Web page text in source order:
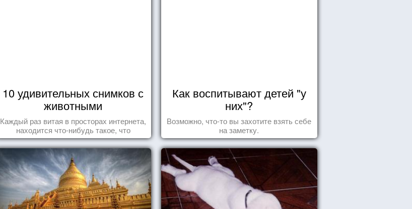
10 удивительных снимков с
животными
Каждый раз витая в просторах интернета,
находится что-нибудь такое, что
заставляет улыбнуться, удивиться,
восхититься...
Как воспитывают детей "у
них"?
Возможно, что-то вы захотите взять себе
на заметку.